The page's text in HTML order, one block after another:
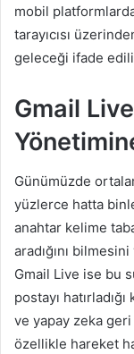
mobil
tarayıcısı
geleceği ifade
Gmail
Günümüzde
yüzlerce hatta
anahtar kelime
aradığını
Gmail Live ise bu
postayı
ve yapay zeka geri
özellikle hareket